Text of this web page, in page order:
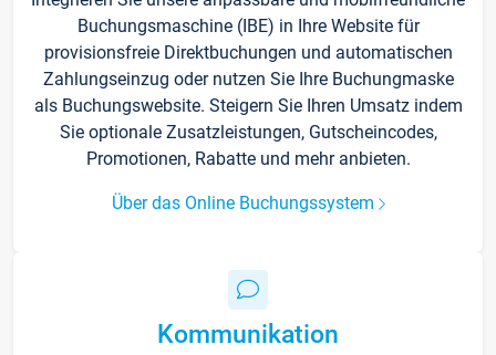
Buchungsmaschine (IBE) in Ihre Website für
provisionsfreie Direktbuchungen und automatischen
Zahlungseinzug oder nutzen Sie Ihre Buchungmaske
als Buchungswebsite. Steigern Sie Ihren Umsatz indem
Sie optionale Zusatzleistungen, Gutscheincodes,
Promotionen, Rabatte und mehr anbieten.
Über das Online Buchungssystem
Kommunikation